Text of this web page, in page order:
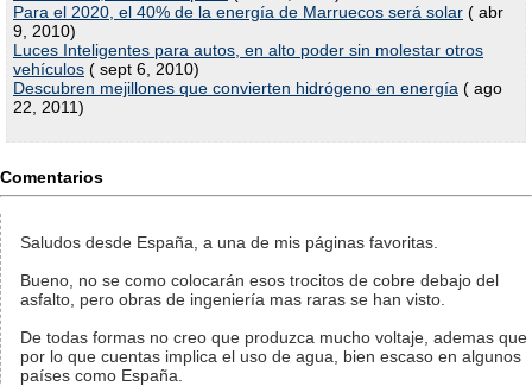
Para el 2020, el 40% de la energía de Marruecos será solar ( abr
9, 2010)
Luces Inteligentes para autos, en alto poder sin molestar otros
vehículos ( sept 6, 2010)
Descubren mejillones que convierten hidrógeno en energía ( ago
22, 2011)
Comentarios
Saludos desde España, a una de mis páginas favoritas.
Bueno, no se como colocarán esos trocitos de cobre debajo del
asfalto, pero obras de ingeniería mas raras se han visto.
De todas formas no creo que produzca mucho voltaje, ademas que
por lo que cuentas implica el uso de agua, bien escaso en algunos
países como España.